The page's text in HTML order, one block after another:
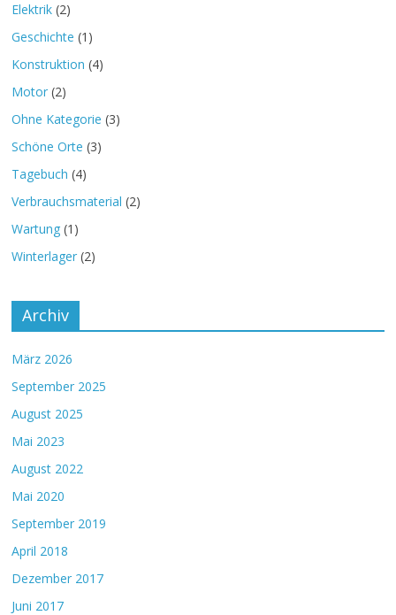
Elektrik (2)
Geschichte (1)
Konstruktion (4)
Motor (2)
Ohne Kategorie (3)
Schöne Orte (3)
Tagebuch (4)
Verbrauchsmaterial (2)
Wartung (1)
Winterlager (2)
Archiv
März 2026
September 2025
August 2025
Mai 2023
August 2022
Mai 2020
September 2019
April 2018
Dezember 2017
Juni 2017